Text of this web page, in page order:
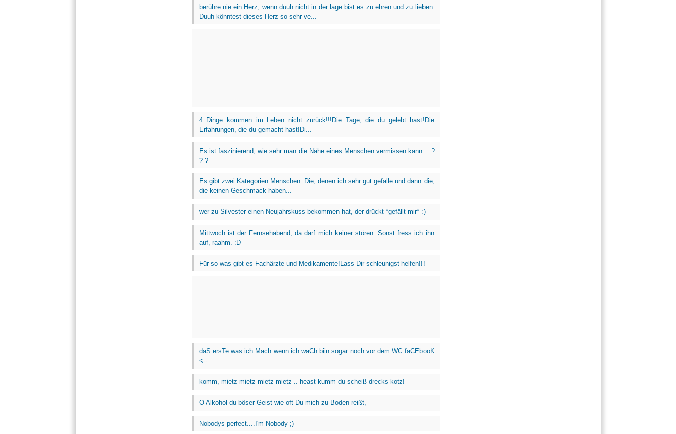
berühre nie ein Herz, wenn duuh nicht in der lage bist es zu ehren und zu lieben.
Duuh könntest dieses Herz so sehr ve...
4 Dinge kommen im Leben nicht zurück!!!Die Tage, die du gelebt hast!Die
Erfahrungen, die du gemacht hast!Di...
Es ist faszinierend, wie sehr man die Nähe eines Menschen vermissen kann... ?
? ?
Es gibt zwei Kategorien Menschen. Die, denen ich sehr gut gefalle und dann die,
die keinen Geschmack haben...
wer zu Silvester einen Neujahrskuss bekommen hat, der drückt *gefällt mir* :)
Mittwoch ist der Fernsehabend, da darf mich keiner stören. Sonst fress ich ihn
auf, raahm. :D
Für so was gibt es Fachärzte und Medikamente!Lass Dir schleunigst helfen!!!
daS ersTe was ich Mach wenn ich waCh biin sogar noch vor dem WC faCEbooK
<--
komm, mietz mietz mietz mietz .. heast kumm du scheiß drecks kotz!
O Alkohol du böser Geist wie oft Du mich zu Boden reißt,
Nobodys perfect....I'm Nobody ;)